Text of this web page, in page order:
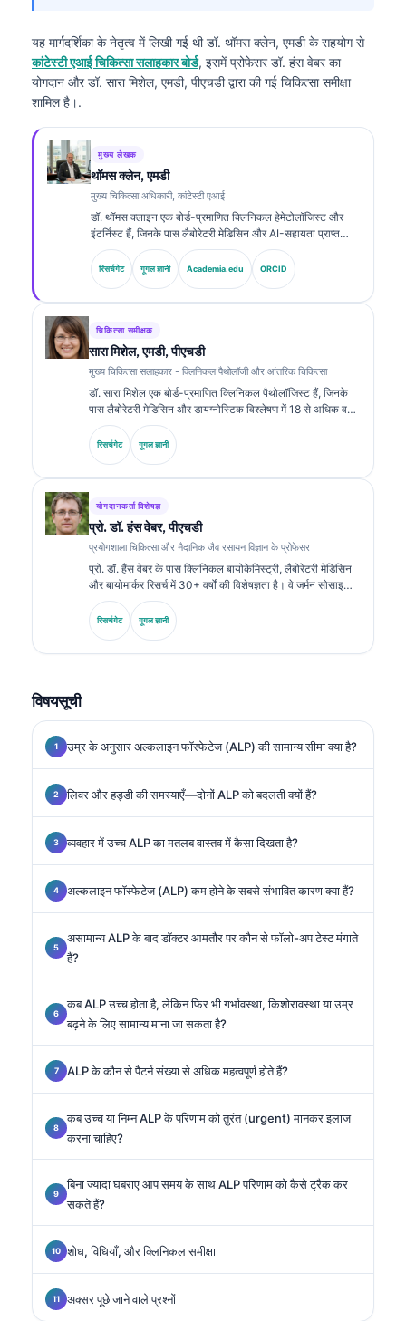
यह मार्गदर्शिका के नेतृत्व में लिखी गई थीडॉ. थॉमस क्लेन, एमडीके सहयोग से
कांटेस्टी एआई चिकित्सा सलाहकार बोर्ड, इसमें प्रोफेसर डॉ. हंस वेबर का
योगदान और डॉ. सारा मिशेल, एमडी, पीएचडी द्वारा की गई चिकित्सा समीक्षा
शामिल है।.
मुख्य लेखक
थॉमस क्लेन, एमडी
मुख्य चिकित्सा अधिकारी, कांटेस्टी एआई
डॉ. थॉमस क्लाइन एक बोर्ड-प्रमाणित क्लिनिकल हेमेटोलॉजिस्ट और
इंटर्निस्ट हैं, जिनके पास लैबोरेटरी मेडिसिन और AI-सहायता प्राप्त
क्लिनिकल विश्लेषण में 15 से अधिक वर्षों का अनुभव है। Kantesti AI
में मुख्य चिकित्सा अधिकारी के रूप में, वे स्वामित्व वाले न्यूरल नेटवर्क की
चिकित्सा सटीकता पर क्लिनिकल पर्यवेक्षण प्रदान करते हैं। डॉ. क्लाइन
रिसर्चगेट गूगल ज्ञानी Academia.edu ORCID
चिकित्सा समीक्षक
सारा मिशेल, एमडी, पीएचडी
मुख्य चिकित्सा सलाहकार - क्लिनिकल पैथोलॉजी और आंतरिक चिकित्सा
डॉ. सारा मिशेल एक बोर्ड-प्रमाणित क्लिनिकल पैथोलॉजिस्ट हैं, जिनके
पास लैबोरेटरी मेडिसिन और डायग्नोस्टिक विश्लेषण में 18 से अधिक वर्षों
का अनुभव है। उनके पास क्लिनिकल केमिस्ट्री में विशेष प्रमाणपत्र हैं
और उन्होंने क्लिनिकल प्रैक्टिस में बायोमार्कर पैनल तथा लैबोरेटरी
विश्लेषण पर व्यापक रूप से प्रकाशन किया है।.
रिसर्चगेट गूगल ज्ञानी
योगदानकर्ता विशेषज्ञ
प्रो. डॉ. हंस वेबर, पीएचडी
प्रयोगशाला चिकित्सा और नैदानिक जैव रसायन विज्ञान के प्रोफेसर
प्रो. डॉ. हैंस वेबर के पास क्लिनिकल बायोकेमिस्ट्री, लैबोरेटरी मेडिसिन
और बायोमार्कर रिसर्च में 30+ वर्षों की विशेषज्ञता है। वे जर्मन सोसाइटी
फॉर क्लिनिकल केमिस्ट्री के पूर्व अध्यक्ष रहे हैं। वे डायग्नोस्टिक पैनल
विश्लेषण, बायोमार्कर मानकीकरण और एआई-सहायता प्राप्त लैबोरेटरी
मेडिसिन में विशेषज्ञता रखते हैं।.
रिसर्चगेट गूगल ज्ञानी
विषयसूची
उम्र के अनुसार अल्कलाइन फॉस्फेटेज (ALP) की सामान्य सीमा क्या है?
लिवर और हड्डी की समस्याएँ—दोनों ALP को बदलती क्यों हैं?
व्यवहार में उच्च ALP का मतलब वास्तव में कैसा दिखता है?
अल्कलाइन फॉस्फेटेज (ALP) कम होने के सबसे संभावित कारण क्या हैं?
असामान्य ALP के बाद डॉक्टर आमतौर पर कौन से फॉलो-अप टेस्ट मंगाते
हैं?
कब ALP उच्च होता है, लेकिन फिर भी गर्भावस्था, किशोरावस्था या उम्र
बढ़ने के लिए सामान्य माना जा सकता है?
ALP के कौन से पैटर्न संख्या से अधिक महत्वपूर्ण होते हैं?
कब उच्च या निम्न ALP के परिणाम को तुरंत (urgent) मानकर इलाज
करना चाहिए?
बिना ज्यादा घबराए आप समय के साथ ALP परिणाम को कैसे ट्रैक कर
सकते हैं?
शोध, विधियाँ, और क्लिनिकल समीक्षा
अक्सर पूछे जाने वाले प्रश्नों